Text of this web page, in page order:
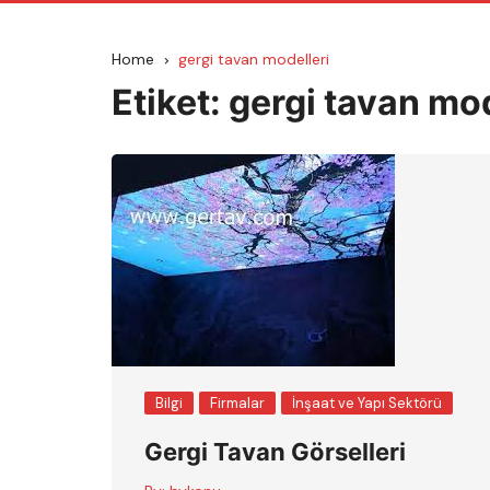
Home gergi tavan modelleri
Etiket: gergi tavan
Bilgi Firmalar İnşaat ve Yapı Sektörü
Gergi Tavan Görselleri